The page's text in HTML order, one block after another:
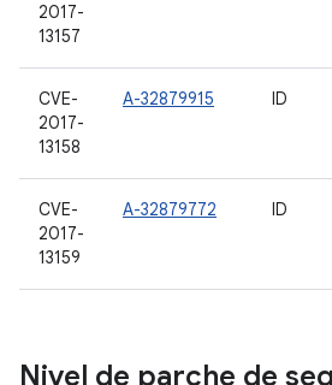
2017-
13157
CVE-
2017-
13158
A-32879915 ID
CVE-
2017-
13159
A-32879772 ID
Nivel de parche de